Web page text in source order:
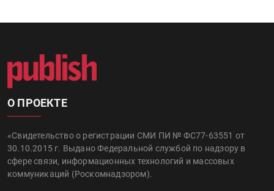
О ПРОЕКТЕ
«Свидетельство о регистрации СМИ ПИ № ФС77-63551 от
30.10.2015 г. Выдано Федеральной службой по надзору в
сфере связи, информационных технологий и массовых
коммуникаций (Роскомнадзором).